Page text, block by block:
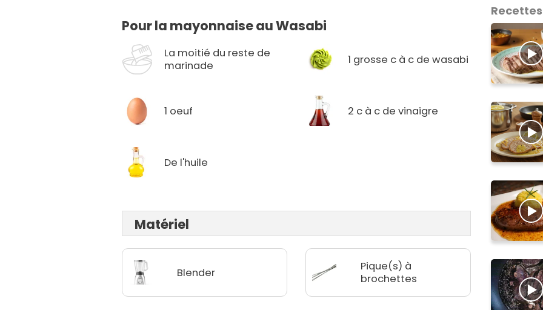
Pour la mayonnaise au Wasabi
La moitié du reste de
marinade
1 grosse c à c de wasabi
1 oeuf 2 c à c de vinaigre
De l'huile
Matériel
Blender
Pique(s) à
brochettes